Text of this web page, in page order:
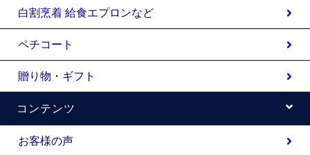
白割烹着 給食エプロンなど
ペチコート
贈り物・ギフト
コンテンツ
お客様の声